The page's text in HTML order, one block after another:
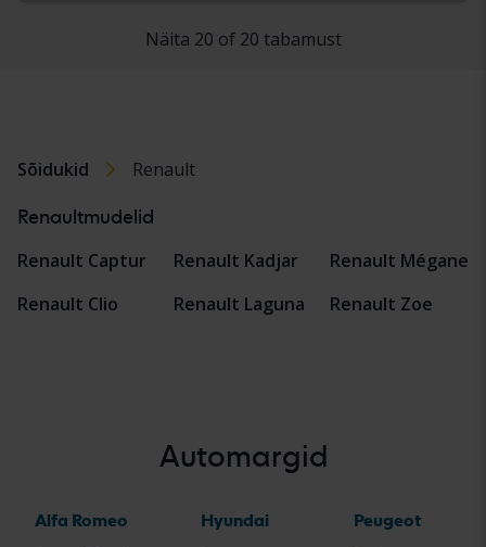
Näita 20 of 20 tabamust
Sõidukid Renault
Renaultmudelid
Renault Captur
Renault Clio
Renault Kadjar
Renault Laguna
Renault Mégane
Renault Zoe
Automargid
Alfa Romeo
Hyundai
Peugeot